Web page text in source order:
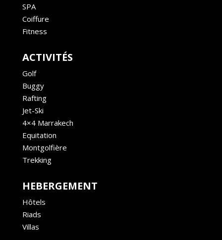
SPA
Coiffure
Fitness
ACTIVITÉS
Golf
Buggy
Rafting
Jet-Ski
4×4 Marrakech
Equitation
Montgolfière
Trekking
HEBERGEMENT
Hôtels
Riads
Villas